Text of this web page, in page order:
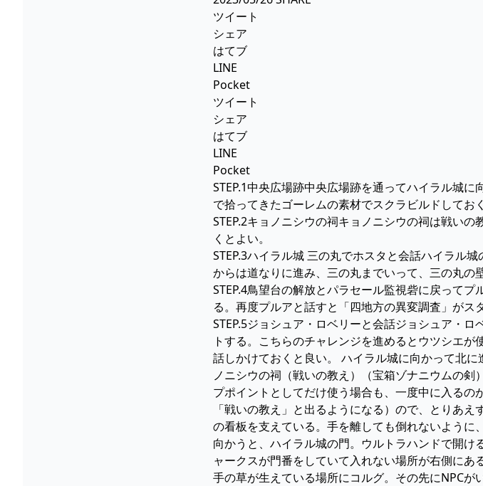
ツイート
シェア
はてブ
LINE
Pocket
ツイート
シェア
はてブ
LINE
Pocket
STEP.1中央広場跡中央広場跡を通ってハイラル城
で拾ってきたゴーレムの素材でスクラビルドしてお
STEP.2キョノニシウの祠キョノニシウの祠は戦い
くとよい。
STEP.3ハイラル城 三の丸でホスタと会話ハイラル
からは道なりに進み、三の丸までいって、三の丸の
STEP.4鳥望台の解放とパラセール監視砦に戻って
る。再度プルアと話すと「四地方の異変調査」がス
STEP.5ジョシュア・ロベリーと会話ジョシュア・
トする。こちらのチャレンジを進めるとウツシエ
話しかけておくと良い。 ハイラル城に向かって北
ノニシウの祠（戦いの教え）（宝箱ゾナニウムの
プポイントとしてだけ使う場合も、一度中に入る
「戦いの教え」と出るようになる）ので、とりあ
の看板を支えている。手を離しても倒れないよう
向かうと、ハイラル城の門。ウルトラハンドで開
ャークスが門番をしていて入れない場所が右側に
手の草が生えている場所にコルグ。その先にNPC